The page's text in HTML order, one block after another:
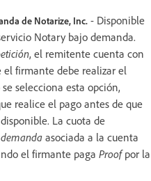
de Notarize, Inc. - Disponible
Notary bajo demanda.
, el remitente cuenta con
el firmante debe realizar el
selecciona esta opción,
realice el pago antes de que
La cuota de
asociada a la cuenta
el firmante paga Proofpor la